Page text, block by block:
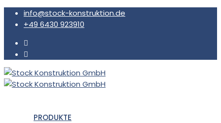
info@stock-konstruktion.de
+49 6430 923910
PRODUKTE